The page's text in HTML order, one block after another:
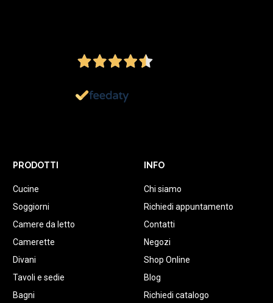
PRODOTTI
Cucine
Soggiorni
Camere da letto
Camerette
Divani
Tavoli e sedie
Bagni
INFO
Chi siamo
Richiedi appuntamento
Contatti
Negozi
Shop Online
Blog
Richiedi catalogo